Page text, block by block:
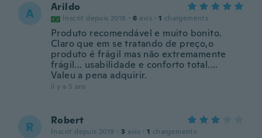
A Arildo
Inscrit depuis 2018 · 6 avis · 1 chargements
Produto recomendável e muito bonito.
Claro que em se tratando de preço,o
produto é frágil mas não extremamente
frágil... usabilidade e conforto total....
Valeu a pena adquirir.
il y a 5 ans
R Robert
Inscrit depuis 2019 · 3 avis · 1 chargements